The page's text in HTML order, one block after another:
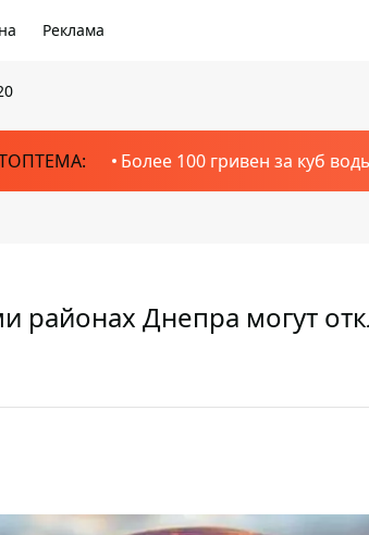
Реклама
Более 100 гривен за куб
районах Днепра могут